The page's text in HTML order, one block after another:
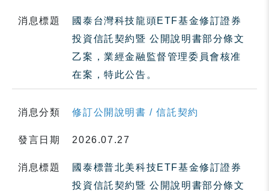
消息標題
國泰台灣科技龍頭ETF基金修訂證券
投資信託契約暨 公開說明書部分條文
乙案，業經金融監督管理委員會核准
在案，特此公告。
消息分類 修訂公開說明書 / 信託契約
發言日期 2026.07.27
消息標題
國泰標普北美科技ETF基金修訂證券
投資信託契約暨 公開說明書部分條文